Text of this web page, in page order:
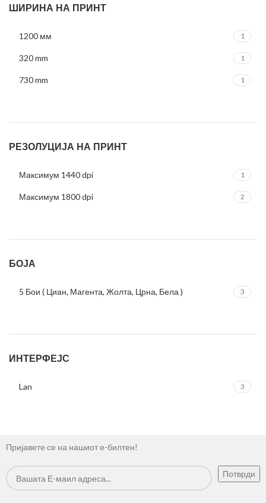
ШИРИНА НА ПРИНТ
1200 мм 1
320 mm 1
730 mm 1
РЕЗОЛУЦИЈА НА ПРИНТ
Максимум 1440 dpi 1
Максимум 1800 dpi 2
БОЈА
5 Бои ( Циан, Магента, Жолта, Црна, Бела ) 3
ИНТЕРФЕЈС
Lan 3
Пријавете се на нашиот е-билтен!